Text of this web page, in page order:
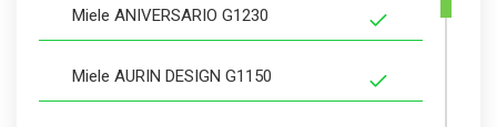
Miele ANIVERSARIO G1230
Miele AURIN DESIGN G1150